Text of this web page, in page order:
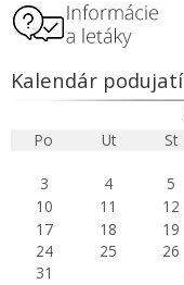
Kalendár podujatí
Po
Ut St
3
4 5
10
11 12
17
18 19
24
25 26
31